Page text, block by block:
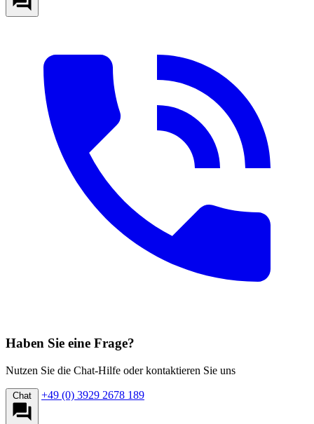
Haben Sie eine Frage?
Nutzen Sie die Chat-Hilfe oder kontaktieren Sie uns
Chat +49 (0) 3929 2678 189